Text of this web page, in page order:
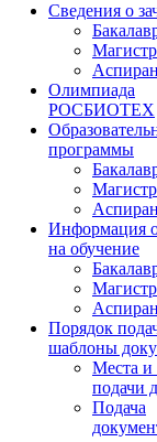
Сведения о
Олимпиада
РОСБИОТЕХ
программы
Информация
на обучение
Порядок
шаблоны
Места и
подачи
Подача